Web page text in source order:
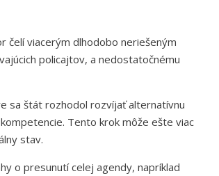
čelí viacerým dlhodobo neriešeným
policajtov, a nedostatočnému
sa štát rozhodol rozvíjať alternatívnu
Tento krok môže ešte viac
stav.
o presunutí celej agendy, napríklad